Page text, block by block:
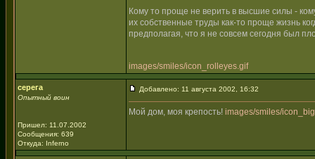
Кому то проще не верить в высшие силы -
их собственные труды как-то проще жизнь
предполагая, что я не совсем сегодня был
images/smiles/icon_rolleyes.gif
серега
Опытный воин
Пришел: 11.07.2002
Сообщения: 639
Откуда: Inferno
Добавлено: 11 августа 2002, 16:32
Мой дом, моя крепость! images/smiles/